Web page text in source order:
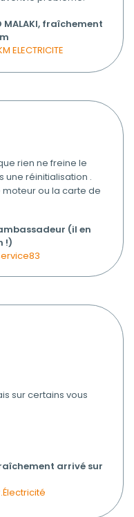
MALAKI, fraîchement
ELECTRICITE
rien ne freine le
une réinitialisation .
ou la carte de
(il en
!)
sur certains vous
arrivé sur